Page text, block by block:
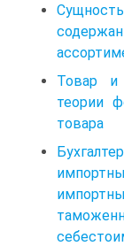
Товар и
теории
товара